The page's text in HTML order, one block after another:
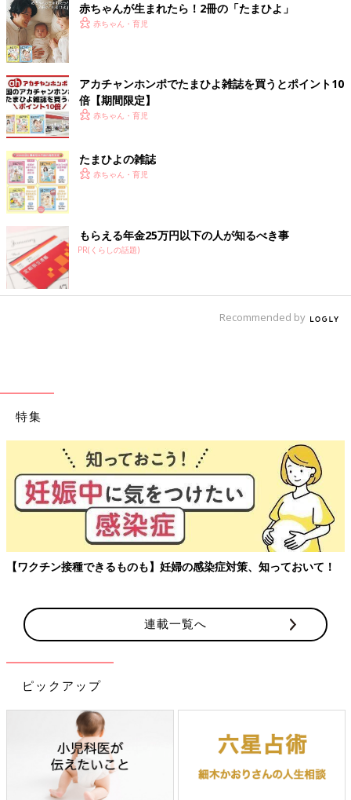
規則正しい生活をする、栄養バランスのとれた食事を摂る、睡眠
の質を高める、適度な運動をするなど、できる限り健康的な生活
を心がけましょう。
健康を意識し筋肉や体力がつけば、子どもとの外遊びがもっと楽
しめるようになり一石二鳥ですよ。
ニオイ対策も万全に
30〜40代男性特有のニオイである「ミドル脂臭」にも気をつけ
ましょう。
ミドル脂臭とは、後頭部や頭頂部を中心に発生する使い古した油
のようなにおいです。以下の正しいシャンプー方法で頭皮の脂を
落とすことが対策のポイントです。
【1】 髪をブラッシングする
髪のほつれや絡まりをとり、頭皮の皮脂汚れを浮き上がらせま
す。
シャンプー前に予洗いすることで、7割ほどの汚れが落とせま
泡立てずにそのままつけると、地肌にシャンプーが残る原因にな
ります。髪の汚れは頭皮を洗うのといっしょに落ちるので、頭皮
【4】 十分にすすぐ
シャンプーのすすぎ残しは、毛穴が詰まってトラブルの原因にな
ります。
【5】 タオルで優しく水分をとる
濡れた髪は少しの摩擦でも傷みやすいため、優しくタオルドライ
します。
【6】 すぐにドライヤーで乾かす
濡れたままだと、髪に必要な栄養素が流れでてしまう可能性があ
ります。
能性が高いので、2度洗いしましょう。
超簡単！ スキンケアのやり方
赤ちゃんが生まれたら！2冊の「たまひよ」
赤ちゃん・育児
アカチャンホンポでたまひよ雑誌を買うとポイント10
倍【期間限定】
赤ちゃん・育児
たまひよの雑誌
赤ちゃん・育児
もらえる年金25万円以下の人が知るべき事
PR(くらしの話題)
Recommended by
特集
【ワクチン接種できるものも】妊婦の感染症対策、知っておいて！
連載一覧へ
ピックアップ